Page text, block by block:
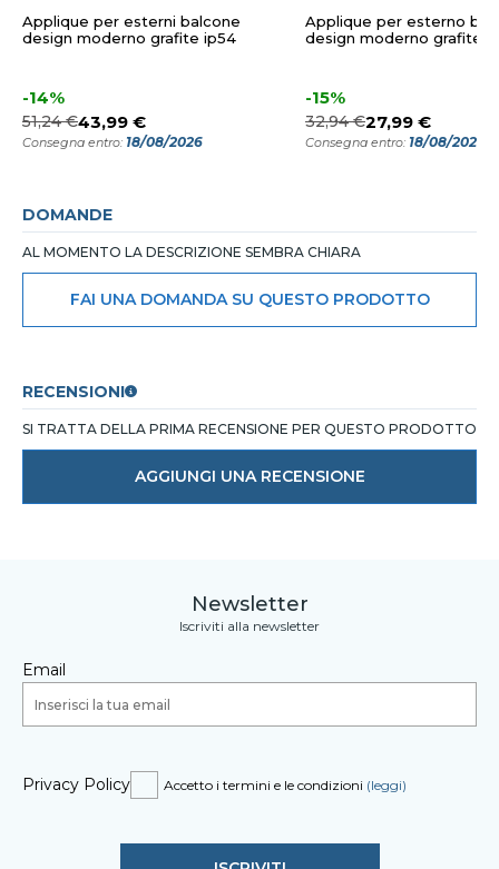
Applique per esterni balcone
design moderno grafite ip54
-14%
51,24 €43,99 €
Consegna entro: 18/08/2026
Applique per esterno
design moderno grafite
-15%
32,94 €27,99 €
Consegna entro: 18/08/2026
DOMANDE
AL MOMENTO LA DESCRIZIONE SEMBRA CHIARA
FAI UNA DOMANDA SU QUESTO PRODOTTO
RECENSIONI
SI TRATTA DELLA PRIMA RECENSIONE PER QUESTO PRODOTTO
AGGIUNGI UNA RECENSIONE
Newsletter
Iscriviti alla newsletter
Email
Privacy Policy Accetto i termini e le condizioni (leggi)